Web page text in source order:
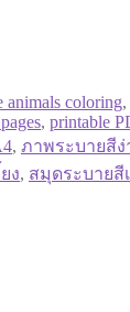
animals coloring,
, printable
, ภาพระบายสีง่
ง, สมุดระบายสี